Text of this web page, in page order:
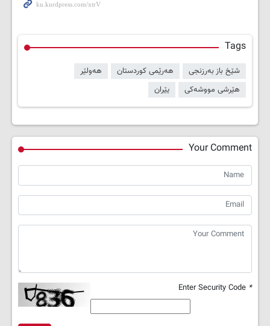
Tags
شێخ باز بەرزنجی هەرێمی کوردستان
هەولێر
هێرشی مووشەکی
یێران
Your Comment
*